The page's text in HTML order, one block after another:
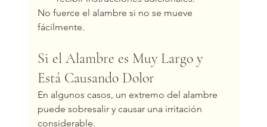
No fuerce el alambre si no se mueve
fácilmente.
Si el Alambre es Muy Largo y
Está Causando Dolor
En algunos casos, un extremo del alambre
puede sobresalir y causar una irritación
considerable.